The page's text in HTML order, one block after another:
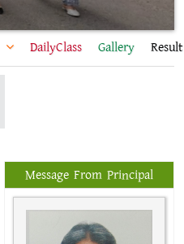
DailyClass Gallery Result
Message From Principal